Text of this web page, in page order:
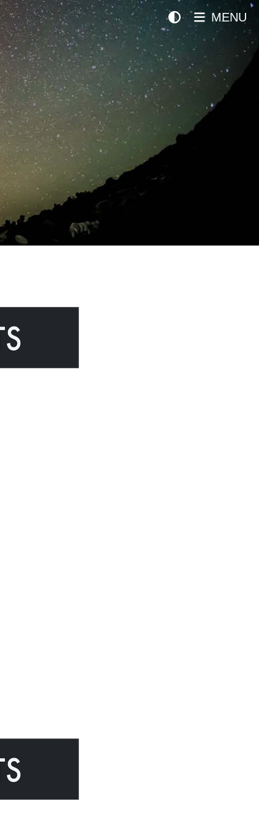
MENU